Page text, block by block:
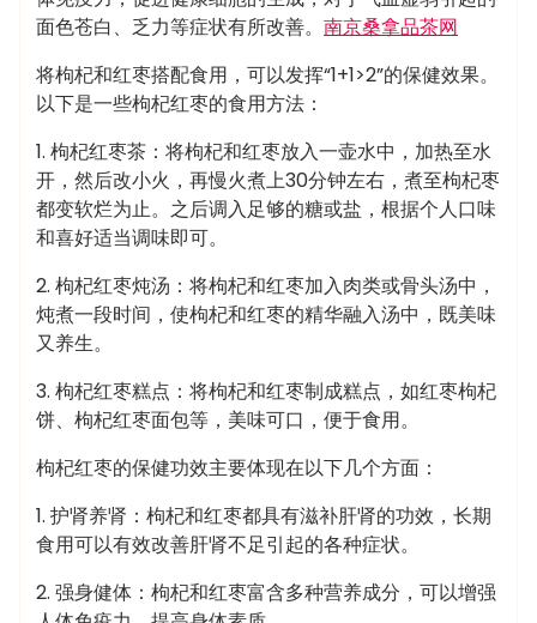
面色苍白、乏力等症状有所改善。 南京桑拿品茶网
将枸杞和红枣搭配食用，可以发挥“1+1>2”的保健效果。
以下是一些枸杞红枣的食用方法：
1. 枸杞红枣茶：将枸杞和红枣放入一壶水中，加热至水
开，然后改小火，再慢火煮上30分钟左右，煮至枸杞枣
都变软烂为止。之后调入足够的糖或盐，根据个人口味
和喜好适当调味即可。
2. 枸杞红枣炖汤：将枸杞和红枣加入肉类或骨头汤中，
炖煮一段时间，使枸杞和红枣的精华融入汤中，既美味
又养生。
3. 枸杞红枣糕点：将枸杞和红枣制成糕点，如红枣枸杞
饼、枸杞红枣面包等，美味可口，便于食用。
枸杞红枣的保健功效主要体现在以下几个方面：
1. 护肾养肾：枸杞和红枣都具有滋补肝肾的功效，长期
食用可以有效改善肝肾不足引起的各种症状。
2. 强身健体：枸杞和红枣富含多种营养成分，可以增强